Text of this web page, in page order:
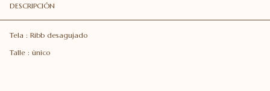
DESCRIPCIÓN
Tela : Ribb desagujado
Talle : ùnico